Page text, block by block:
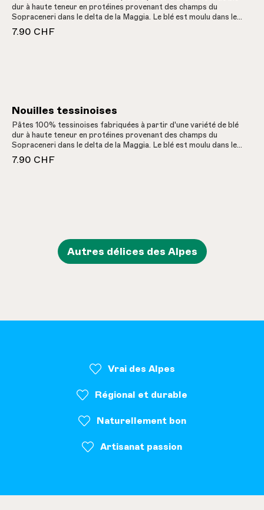
dur à haute teneur en protéines provenant des champs du
Sopraceneri dans le delta de la Maggia. Le blé est moulu dans le
moulin de Maroggia et transformé en spaghettis de couleur
bronze, séchés lentement, dans une fabrique de pâtes tessinoise.
7.90 CHF
Nouilles tessinoises
Pâtes 100% tessinoises fabriquées à partir d'une variété de blé
dur à haute teneur en protéines provenant des champs du
Sopraceneri dans le delta de la Maggia. Le blé est moulu dans le
moulin de Maroggia et transformé en nouilles de couleur bronze,
séchés lentement, dans une fabrique de pâtes tessinoise.
7.90 CHF
Autres délices des Alpes
Vrai des Alpes
Régional et durable
Naturellement bon
Artisanat passion